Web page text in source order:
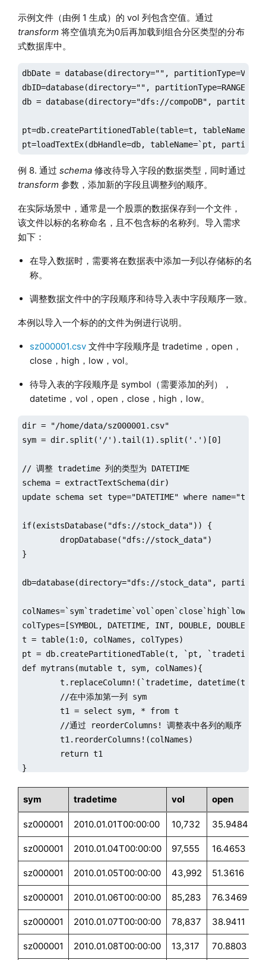
示例文件（由例 1 生成）的 vol 列包含空值。通过
transform将空值填充为0后再加载到组合分区类型的分布
式数据库中。
dbDate = database(directory="",
dbID=database(directory="", partitionType=RANGE,
db = database(directory="dfs://compoDB",
pt=db.createPartitionedTable(table=t,
pt=loadTextEx(dbHandle=db, tableName=`pt,
例 8. 通过 schema修改待导入字段的数据类型，同时通过
transform参数，添加新的字段且调整列的顺序。
在实际场景中，通常是一个股票的数据保存到一个文件，
该文件以标的名称命名，且不包含标的名称列。导入需求
如下：
在导入数据时，需要将在数据表中添加一列以存储标的名
称。
调整数据文件中的字段顺序和待导入表中字段顺序一致。
本例以导入一个标的的文件为例进行说明。
sz000001.csv文件中字段顺序是 tradetime，open，
close，high，low，vol。
待导入表的字段顺序是 symbol（需要添加的列），
datetime，vol，open，close，high，low。
dir = "/home/data/sz000001.csv"
sym = dir.split('/').tail(1).split('.')[0]
// 调整 tradetime 列的类型为 DATETIME
schema = extractTextSchema(dir)
update schema set type="DATETIME" where
if(existsDatabase("dfs://stock_data")) {
}
db=database(directory="dfs://stock_data",
colNames=`sym`tradetime`vol`open`close`high`low
colTypes=[SYMBOL, DATETIME, INT, DOUBLE, DOUBLE,
t = table(1:0, colNames, colTypes)
pt = db.createPartitionedTable(t, `pt, `tradetime);
def mytrans(mutable t, sym, colNames){
t.replaceColumn!(`tradetime,
        //在中添加第一列 sym
        t1 = select sym, * from t
        //通过 reorderColumns! 调整表中各列的顺序
        t1.reorderColumns!(colNames)
        return t1
}
// 指定 schema 和 transform 参数，对数据进行处理
loadTextEx(db, `pt, `tradetime, dir, schema=schema,
select top 10 * from loadTable("dfs://stock_data",
sym tradetime vol open
sz000001 2010.01.01T00:00:00 10,732 35.9484
sz000001 2010.01.04T00:00:00 97,555 16.4653
sz000001 2010.01.05T00:00:00 43,992 51.3616
sz000001 2010.01.06T00:00:00 85,283 76.3469
sz000001 2010.01.07T00:00:00 78,837 38.9411
sz000001 2010.01.08T00:00:00 13,317 70.8803